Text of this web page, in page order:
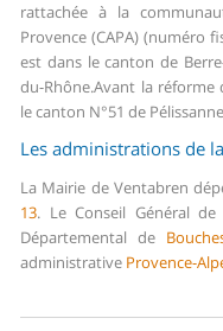
rattachée à la
Provence (CAPA) (numéro
est dans le canton de
du-Rhône.Avant la réforme
le canton N°51 de
Les administrations de
La Mairie de Ventabren
13. Le Conseil Général
Départemental de
administrative Provence-